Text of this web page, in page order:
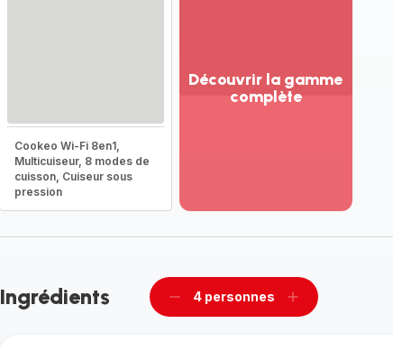
Cookeo Wi-Fi 8en1,
Multicuiseur, 8 modes de
cuisson, Cuiseur sous
pression
Découvrir la gamme
complète
-
Ingrédients
Supprimer
4 personnes
Ajouter